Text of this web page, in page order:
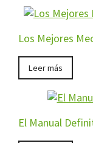
Los Mejores
Leer más
El Manual